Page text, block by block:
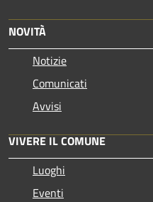
NOVITÀ
Notizie
Comunicati
Avvisi
VIVERE IL COMUNE
Luoghi
Eventi